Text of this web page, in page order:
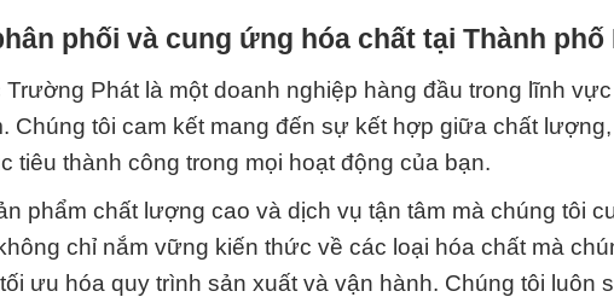
phối và cung ứng hóa chất tại Thành phố
Phát là một doanh nghiệp hàng đầu trong lĩnh
Chúng tôi cam kết mang đến sự kết hợp giữa chất
tiêu thành công trong mọi hoạt động của bạn.
phẩm chất lượng cao và dịch vụ tận tâm mà chúng tôi
chỉ nắm vững kiến thức về các loại hóa chất mà
ưu hóa quy trình sản xuất và vận hành. Chúng tôi luôn